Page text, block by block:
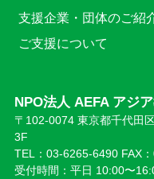
支援企業・団体のご紹
ご支援について
NPO法人 AEFA アジ
〒102-0074 東京都千代田
3F
TEL：03-6265-6490 FAX
受付時間：平日 10:00〜